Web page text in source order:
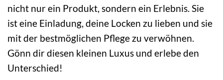
nicht nur ein Produkt, sondern ein Erlebnis. Sie
ist eine Einladung, deine Locken zu lieben und sie
mit der bestmöglichen Pflege zu verwöhnen.
Gönn dir diesen kleinen Luxus und erlebe den
Unterschied!